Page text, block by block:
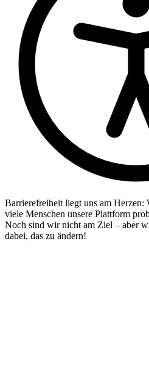
Barrierefreiheit liegt uns am Herzen:
viele Menschen unsere Plattform
Noch sind wir nicht am Ziel – aber
dabei, das zu ändern!